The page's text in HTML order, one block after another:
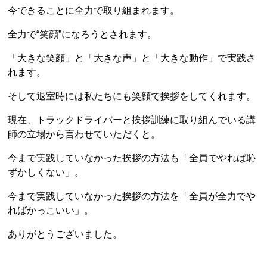
今できることに全力で取り組まれます。
全力で“笑顔”になろうとされます。
「大きな笑顔」と「大きな声」と「大きな動作」で実践さ
れます。
そして退室時には私たちにも笑顔で挨拶をしてくれます。
現在、トラックドライバーと挨拶訓練に取り組んでいる講
師の立場から言わせていただくと。
今まで実践していなかった挨拶の方法も「全員でやれば恥
ずかしくない」。
今まで実践していなかった挨拶の方法を「全員が全力でや
ればかっこいい」。
ありがとうございました。